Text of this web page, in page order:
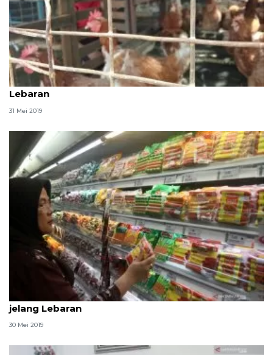
Harga ayam di Palembang bergerak naik jelang
Lebaran
31 Mei 2019
Dinkes turunkan tim periksa makanan kedaluwarsa
jelang Lebaran
30 Mei 2019